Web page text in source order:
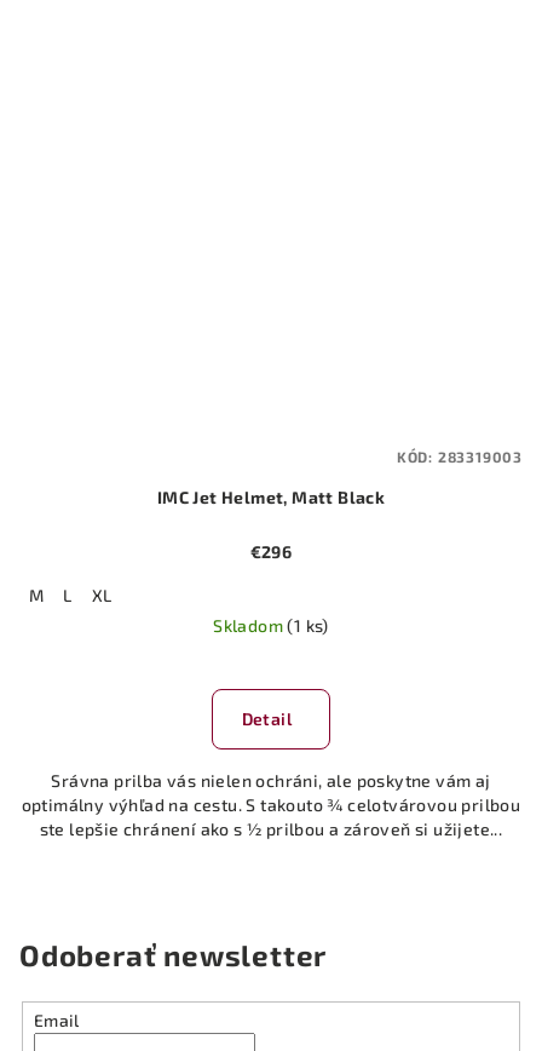
IMC Jet Helmet, Matt Black
€296
M L
XL
Skladom(1 ks)
Detail
Srávna prilba vás nielen ochráni, ale poskytne vám aj
optimálny výhľad na cestu. S takouto ¾ celotvárovou prilbou
ste lepšie chránení ako s ½ prilbou a zároveň si užijete...
KÓD: 283319003
Odoberať newsletter
Email